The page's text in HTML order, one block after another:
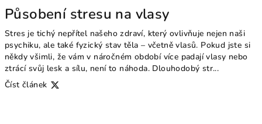
Působení stresu na vlasy
Stres je tichý nepřítel našeho zdraví, který ovlivňuje nejen naši
psychiku, ale také fyzický stav těla – včetně vlasů. Pokud jste si
někdy všimli, že vám v náročném období více padají vlasy nebo
ztrácí svůj lesk a sílu, není to náhoda. Dlouhodobý str...
Číst článek